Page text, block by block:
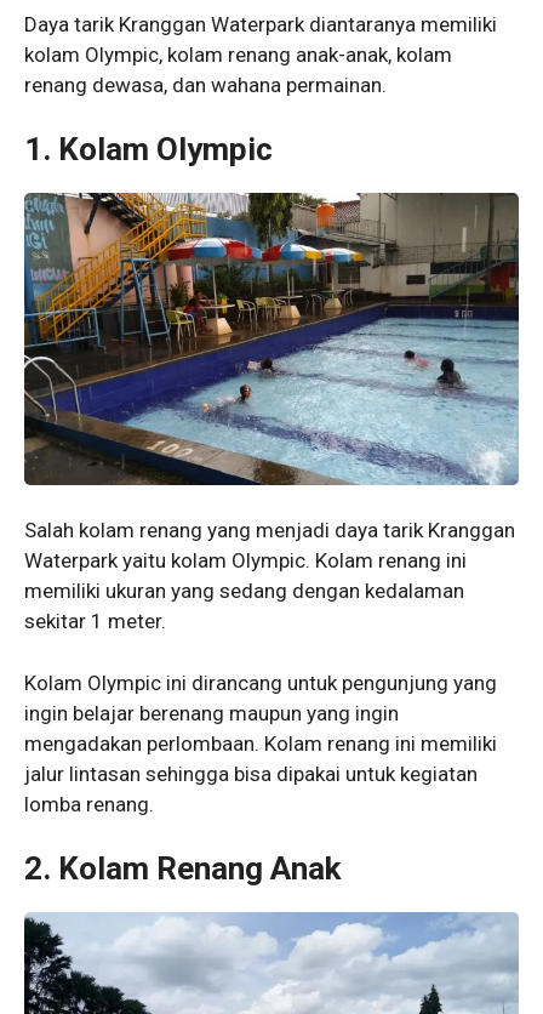
Daya tarik Kranggan Waterpark diantaranya memiliki
kolam Olympic, kolam renang anak-anak, kolam
renang dewasa, dan wahana permainan.
1. Kolam Olympic
Salah kolam renang yang menjadi daya tarik Kranggan
Waterpark yaitu kolam Olympic. Kolam renang ini
memiliki ukuran yang sedang dengan kedalaman
sekitar 1 meter.
Kolam Olympic ini dirancang untuk pengunjung yang
ingin belajar berenang maupun yang ingin
mengadakan perlombaan. Kolam renang ini memiliki
jalur lintasan sehingga bisa dipakai untuk kegiatan
lomba renang.
2. Kolam Renang Anak